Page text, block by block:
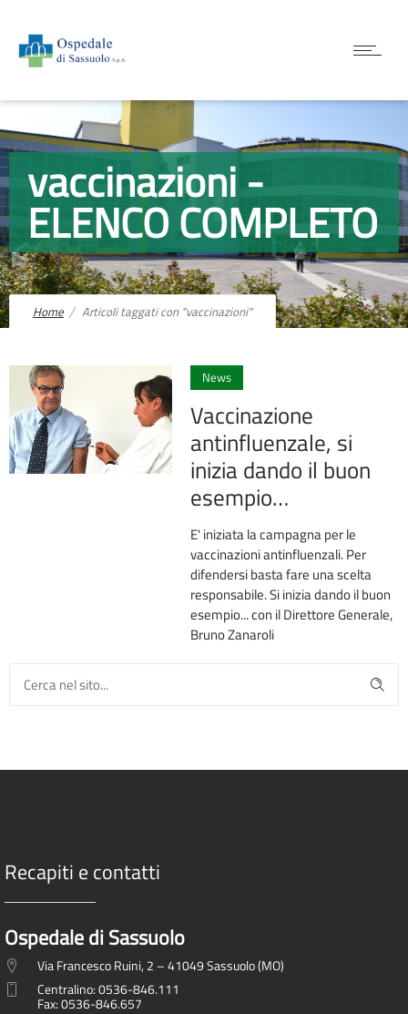
vaccinazioni -
ELENCO COMPLETO
Home Articoli taggati con "vaccinazioni"
News
Vaccinazione
antinfluenzale, si
inizia dando il buon
esempio…
E' iniziata la campagna per le
vaccinazioni antinfluenzali. Per
difendersi basta fare una scelta
responsabile. Si inizia dando il buon
esempio... con il Direttore Generale,
Bruno Zanaroli
Recapiti e contatti
Ospedale di Sassuolo
Via Francesco Ruini, 2 – 41049 Sassuolo (MO)
Centralino: 0536-846.111
Fax: 0536-846.657